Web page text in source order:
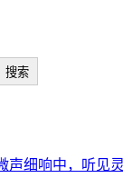
搜索
声细响中，听见